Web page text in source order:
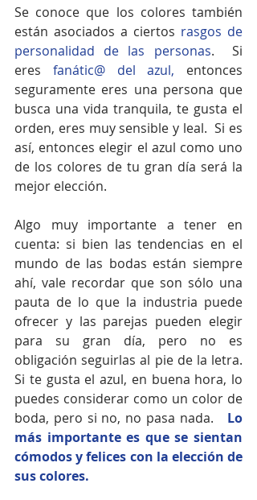
Se conoce que los colores también
están asociados a ciertos rasgos de
personalidad de las personas.  Si
eres fanátic@ del azul, entonces
seguramente eres una persona que
busca una vida tranquila, te gusta el
orden, eres muy sensible y leal.  Si es
así, entonces elegir el azul como uno
de los colores de tu gran día será la
mejor elección.
Algo muy importante a tener en
cuenta: si bien las tendencias en el
mundo de las bodas están siempre
ahí, vale recordar que son sólo una
pauta de lo que la industria puede
ofrecer y las parejas pueden elegir
para su gran día, pero no es
obligación seguirlas al pie de la letra.
Si te gusta el azul, en buena hora, lo
puedes considerar como un color de
boda, pero si no, no pasa nada. Lo
más importante es que se sientan
cómodos y felices con la elección de
sus colores.